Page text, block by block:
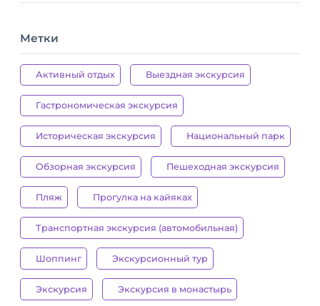
Метки
Активный отдых Выездная экскурсия
Гастрономическая экскурсия
Историческая экскурсия Национальный парк
Обзорная экскурсия Пешеходная экскурсия
Пляж Прогулка на кайяках
Транспортная экскурсия (автомобильная)
Шоппинг Экскурсионный тур
Экскурсия Экскурсия в монастырь